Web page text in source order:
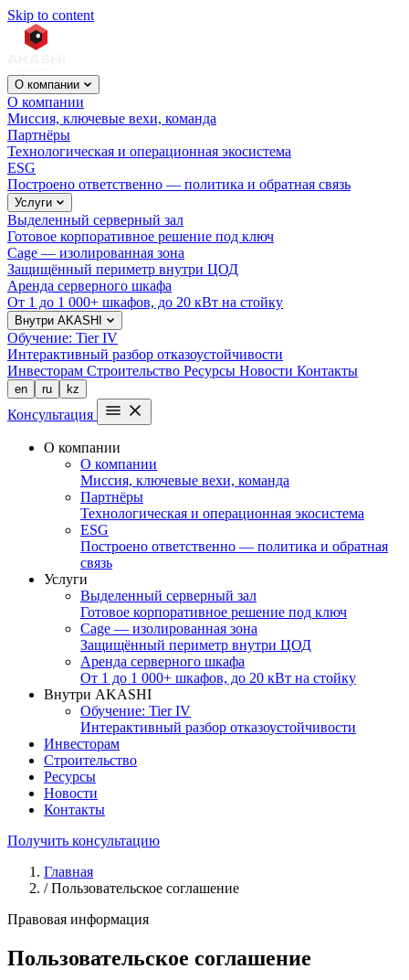
Skip to content
О компании
О компании
Миссия, ключевые вехи, команда
Партнёры
Технологическая и операционная экосистема
ESG
Построено ответственно — политика и обратная связь
Услуги
Выделенный серверный зал
Готовое корпоративное решение под ключ
Cage — изолированная зона
Защищённый периметр внутри ЦОД
Аренда серверного шкафа
От 1 до 1 000+ шкафов, до 20 кВт на стойку
Внутри AKASHI
Обучение: Tier IV
Интерактивный разбор отказоустойчивости
Инвесторам Строительство Ресурсы Новости Контакты
en ru kz
Консультация
О компании
О компании
Миссия, ключевые вехи, команда
Партнёры
Технологическая и операционная экосистема
ESG
Построено ответственно — политика и обратная
связь
Услуги
Выделенный серверный зал
Готовое корпоративное решение под ключ
Cage — изолированная зона
Защищённый периметр внутри ЦОД
Аренда серверного шкафа
От 1 до 1 000+ шкафов, до 20 кВт на стойку
Внутри AKASHI
Обучение: Tier IV
Интерактивный разбор отказоустойчивости
Инвесторам
Строительство
Ресурсы
Новости
Контакты
Получить консультацию
Главная
/ Пользовательское соглашение
Правовая информация
Пользовательское соглашение